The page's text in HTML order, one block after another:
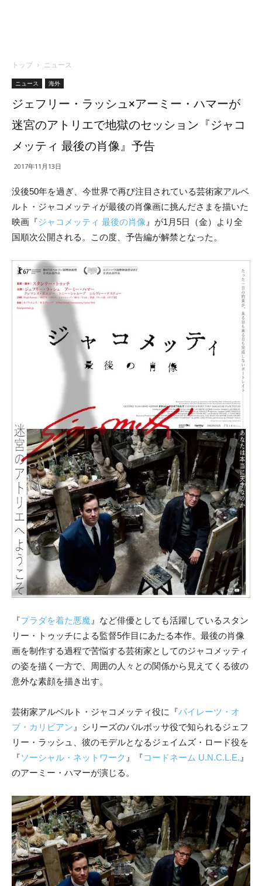
トップ ニュース
ニュース 海外
ジェフリー・ラッシュ×アーミー・ハマーが
迷宮のアトリエで地獄のセッション『ジャコ
メッティ 最後の肖像』予告
2017年11月13日
没後50年を過ぎ、今世界で再び注目されている芸術家アルベ
ルト・ジャコメッティが最後の肖像画に挑んださまを描いた
映画『ジャコメッティ 最後の肖像 』が1月5日（金）より全
国順次公開される。この度、予告編が解禁となった。
『プラダを着た悪魔 』など俳優としても活躍しているスタン
リー・トゥッチによる監督5作目にあたる本作。最後の肖像
画を制作する過程で苦悩する芸術家としてのジャコメッティ
の姿を描く一方で、周囲の人々との関係から見えてくる彼の
意外な素顔を描き出す。
芸術家アルベルト・ジャコメッティ役に『パイレーツ・オ
ブ・カリビアン 』シリーズのバルボッサ役で知られるジェフ
リー・ラッシュ、彼のモデルとなるジェイムズ・ロード役を
『ソーシャル・ネットワーク 』『コードネーム U.N.C.L.E. 』
のアーミー・ハマーが演じる。